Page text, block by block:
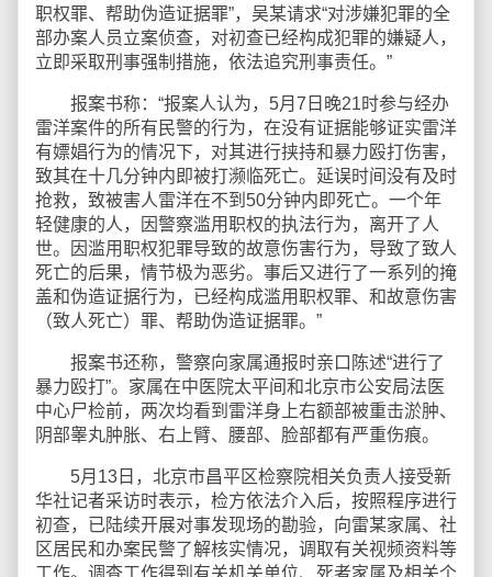
职权罪、帮助伪造证据罪”，吴某请求“对涉嫌犯罪的全
部办案人员立案侦查，对初查已经构成犯罪的嫌疑人，
立即采取刑事强制措施，依法追究刑事责任。”
报案书称：“报案人认为，5月7日晚21时参与经办
雷洋案件的所有民警的行为，在没有证据能够证实雷洋
有嫖娼行为的情况下，对其进行挟持和暴力殴打伤害，
致其在十几分钟内即被打濒临死亡。延误时间没有及时
抢救，致被害人雷洋在不到50分钟内即死亡。一个年
轻健康的人，因警察滥用职权的执法行为，离开了人
世。因滥用职权犯罪导致的故意伤害行为，导致了致人
死亡的后果，情节极为恶劣。事后又进行了一系列的掩
盖和伪造证据行为，已经构成滥用职权罪、和故意伤害
（致人死亡）罪、帮助伪造证据罪。”
报案书还称，警察向家属通报时亲口陈述“进行了
暴力殴打”。家属在中医院太平间和北京市公安局法医
中心尸检前，两次均看到雷洋身上右额部被重击淤肿、
阴部睾丸肿胀、右上臂、腰部、脸部都有严重伤痕。
5月13日，北京市昌平区检察院相关负责人接受新
华社记者采访时表示，检方依法介入后，按照程序进行
初查，已陆续开展对事发现场的勘验，向雷某家属、社
区居民和办案民警了解核实情况，调取有关视频资料等
工作。调查工作得到有关机关单位、死者家属及相关个